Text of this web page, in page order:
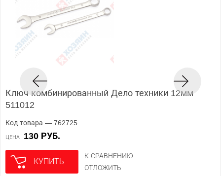
Ключ комбинированный Дело техники 12мм
511012
Код товара — 762725
ЦЕНА 130 РУБ.
КУПИТЬ
К СРАВНЕНИЮ
ОТЛОЖИТЬ